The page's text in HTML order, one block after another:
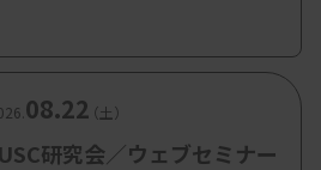
08.22（土）
研究会／ウェブセミナー